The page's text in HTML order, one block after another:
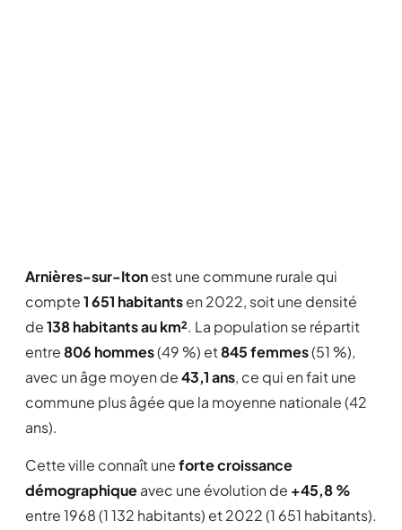
Arnières-sur-Itonest une commune rurale qui
compte1 651 habitantsen 2022, soit une densité
de138 habitants au km². La population se répartit
entre806 hommes(49 %) et845 femmes(51 %),
avec un âge moyen de43,1 ans, ce qui en fait une
commune plus âgée que la moyenne nationale (42
ans).
Cette ville connaît uneforte croissance
démographiqueavec une évolution de +45,8 %
entre 1968 (1 132 habitants) et 2022 (1 651 habitants).